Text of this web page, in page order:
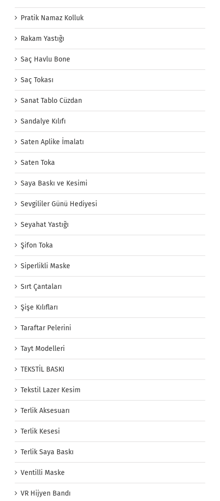
Pratik Namaz Kolluk
Rakam Yastığı
Saç Havlu Bone
Saç Tokası
Sanat Tablo Cüzdan
Sandalye Kılıfı
Saten Aplike İmalatı
Saten Toka
Saya Baskı ve Kesimi
Sevgililer Günü Hediyesi
Seyahat Yastığı
Şifon Toka
Siperlikli Maske
Sırt Çantaları
Şişe Kılıfları
Taraftar Pelerini
Tayt Modelleri
TEKSTİL BASKI
Tekstil Lazer Kesim
Terlik Aksesuarı
Terlik Kesesi
Terlik Saya Baskı
Ventilli Maske
VR Hijyen Bandı